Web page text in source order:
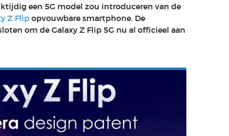
een 5G model zou introduceren van de
Z Flip opvouwbare smartphone. De
om de Galaxy Z Flip 5G nu al officieel aan